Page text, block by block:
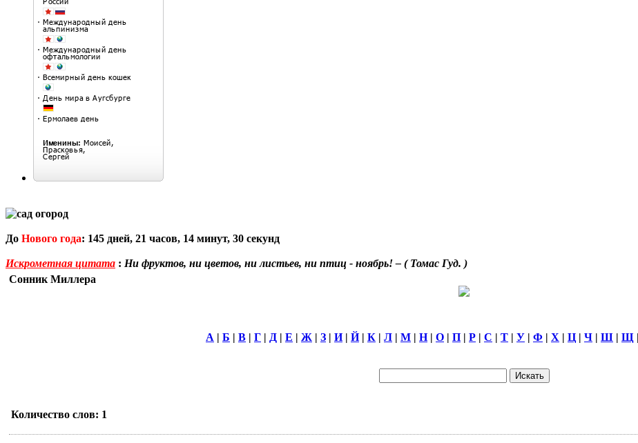
До Нового года: 145 дней, 21 часов, 14 минут, 29 секунд
Искрометная цитата : Ни фруктов, ни цветов, ни листьев, ни птиц - ноябрь! – ( Томас Гуд. )
Сонник Миллера
А | Б | В | Г | Д | Е | Ж | З | И| Й| К | Л | М | Н| О | П | Р | С | Т | У | Ф | Х | Ц | Ч | Ш | Щ |
Количество слов: 1